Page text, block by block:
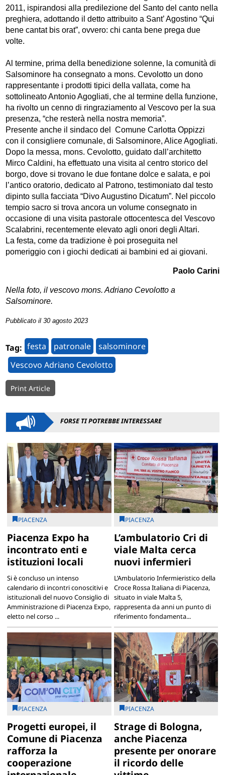
2011, ispirandosi alla predilezione del Santo del canto nella
preghiera, adottando il detto attribuito a Sant’ Agostino “Qui
bene cantat bis orat”, ovvero: chi canta bene prega due
volte.
Al termine, prima della benedizione solenne, la comunità di
Salsominore ha consegnato a mons. Cevolotto un dono
rappresentante i prodotti tipici della vallata, come ha
sottolineato Antonio Agogliati, che al termine della funzione,
ha rivolto un cenno di ringraziamento al Vescovo per la sua
presenza, “che resterà nella nostra memoria”.
Presente anche il sindaco del Comune Carlotta Oppizzi
con il consigliere comunale, di Salsominore, Alice Agogliati.
Dopo la messa, mons. Cevolotto, guidato dall’architetto
Mirco Caldini, ha effettuato una visita al centro storico del
borgo, dove si trovano le due fontane dolce e salata, e poi
l’antico oratorio, dedicato al Patrono, testimoniato dal testo
dipinto sulla facciata “Divo Augustino Dicatum”. Nel piccolo
tempio sacro si trova ancora un volume consegnato in
occasione di una visita pastorale ottocentesca del Vescovo
Scalabrini, recentemente elevato agli onori degli Altari.
La festa, come da tradizione è poi proseguita nel
pomeriggio con i giochi dedicati ai bambini ed ai giovani.
Paolo Carini
Nella foto, il vescovo mons. Adriano Cevolotto a
Salsominore.
Pubblicato il 30 agosto 2023
Tag: festa patronale
salsominore
Vescovo Adriano Cevolotto
Print Article
FORSE TI POTREBBE INTERESSARE
PIACENZA
Piacenza Expo ha
incontrato enti e
istituzioni locali
Si è concluso un intenso
calendario di incontri conoscitivi e
istituzionali del nuovo Consiglio di
Amministrazione di Piacenza Expo,
eletto nel corso ...
PIACENZA
L’ambulatorio Cri di
viale Malta cerca
nuovi infermieri
L’Ambulatorio Infermieristico della
Croce Rossa Italiana di Piacenza,
situato in viale Malta 5,
rappresenta da anni un punto di
riferimento fondamenta...
PIACENZA
Progetti europei, il
Comune di Piacenza
rafforza la
cooperazione
PIACENZA
Strage di Bologna,
anche Piacenza
presente per onorare
il ricordo delle